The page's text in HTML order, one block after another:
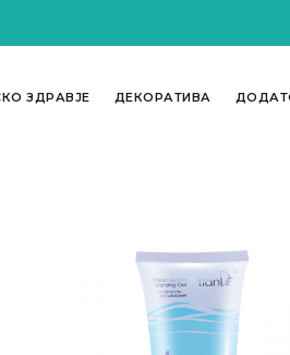
ЗДРАВЈЕ ДЕКОРАТИВА